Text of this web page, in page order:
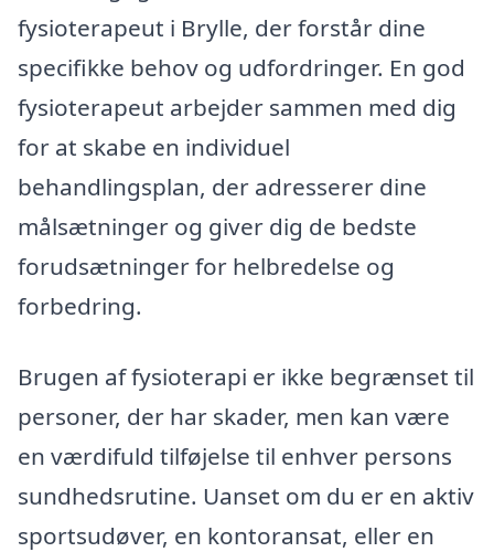
fysioterapeut i Brylle, der forstår dine
specifikke behov og udfordringer. En god
fysioterapeut arbejder sammen med dig
for at skabe en individuel
behandlingsplan, der adresserer dine
målsætninger og giver dig de bedste
forudsætninger for helbredelse og
forbedring.
Brugen af fysioterapi er ikke begrænset til
personer, der har skader, men kan være
en værdifuld tilføjelse til enhver persons
sundhedsrutine. Uanset om du er en aktiv
sportsudøver, en kontoransat, eller en